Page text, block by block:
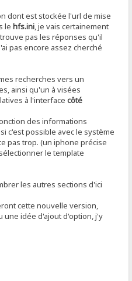
dont est stockée l'url de mise
le hfs.ini, je vais certainement
pas les réponses qu'il
pas encore assez cherché
recherches vers un
ainsi qu'un à visées
à l'interfacecôté
des informations
c'est possible avec le système
pas trop. (un iphone précise
le template
les autres sections d'ici
cette nouvelle version,
une idée d'ajout d'option, j'y